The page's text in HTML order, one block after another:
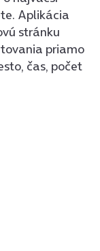
Aplikácia
stránku
priamo
čas, počet